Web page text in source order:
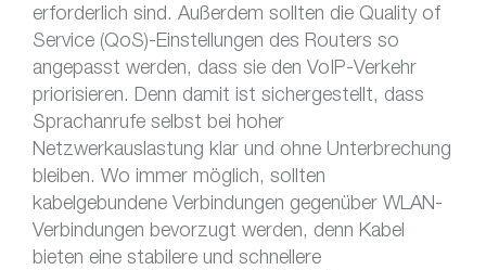
erforderlich sind. Außerdem sollten die Quality of
Service (QoS)-Einstellungen des Routers so
angepasst werden, dass sie den VoIP-Verkehr
priorisieren. Denn damit ist sichergestellt, dass
Sprachanrufe selbst bei hoher
Netzwerkauslastung klar und ohne Unterbrechung
bleiben. Wo immer möglich, sollten
kabelgebundene Verbindungen gegenüber WLAN-
Verbindungen bevorzugt werden, denn Kabel
bieten eine stabilere und schnellere